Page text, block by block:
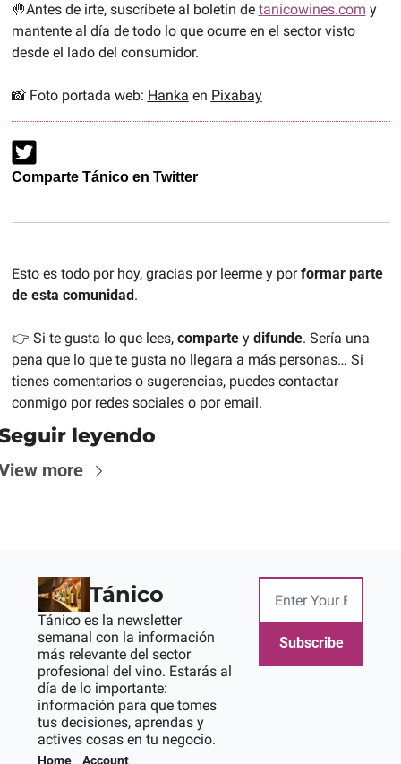
🤚Antes de irte, suscríbete al boletín de tanicowines.com y
mantente al día de todo lo que ocurre en el sector visto
desde el lado del consumidor.
📸 Foto portada web: Hanka en Pixabay
Comparte Tánico en Twitter
Esto es todo por hoy, gracias por leerme y por formar parte
de esta comunidad .
👉 Si te gusta lo que lees, comparte y difunde. Sería una
pena que lo que te gusta no llegara a más personas… Si
tienes comentarios o sugerencias, puedes contactar
conmigo por redes sociales o por email.
leyendo
more
Tánico
Tánico es la newsletter
semanal con la información
más relevante del sector
profesional del vino. Estarás al
día de lo importante:
información para que tomes
tus decisiones, aprendas y
actives cosas en tu negocio.
Subscribe
Home Account